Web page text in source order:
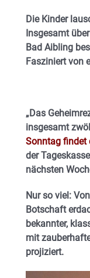
Die Kinder
Insgesamt
Bad Aibling
Fasziniert von
„Das
insgesamt
Sonntag findet
der
nächsten
Nur so viel:
Botschaft
bekannter,
mit
projiziert.